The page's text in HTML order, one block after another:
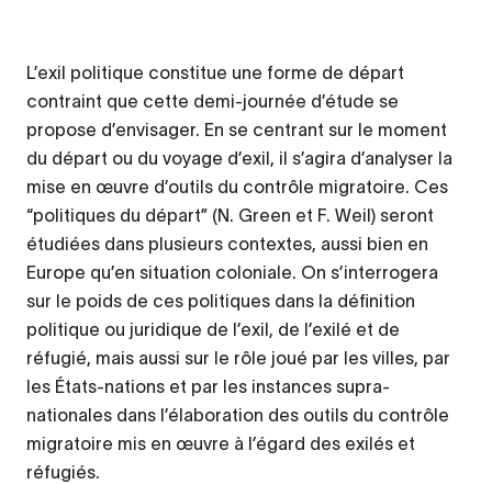
L’exil politique constitue une forme de départ
contraint que cette demi-journée d’étude se
propose d’envisager. En se centrant sur le moment
du départ ou du voyage d’exil, il s’agira d’analyser la
mise en œuvre d’outils du contrôle migratoire. Ces
“politiques du départ” (N. Green et F. Weil) seront
étudiées dans plusieurs contextes, aussi bien en
Europe qu’en situation coloniale. On s’interrogera
sur le poids de ces politiques dans la définition
politique ou juridique de l’exil, de l’exilé et de
réfugié, mais aussi sur le rôle joué par les villes, par
les États-nations et par les instances supra-
nationales dans l’élaboration des outils du contrôle
migratoire mis en œuvre à l’égard des exilés et
réfugiés.